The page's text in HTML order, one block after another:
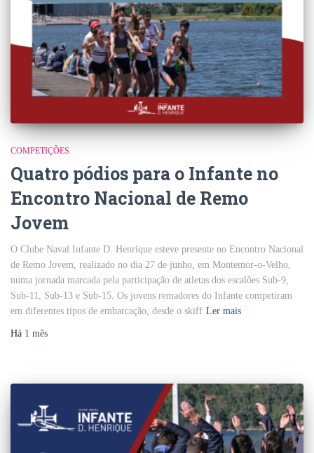
COMPETIÇÕES
Quatro pódios para o Infante no
Encontro Nacional de Remo
Jovem
O Clube Naval Infante D. Henrique esteve presente no Encontro Nacional
de Remo Jovem, realizado no dia 27 de junho, em Montemor-o-Velho,
numa jornada marcada pela participação de atletas dos escalões Sub-9,
Sub-11, Sub-13 e Sub-15. Os jovens remadores do Infante competiram
em diferentes tipos de embarcação, desde o skiff Ler mais
Há 1 mês